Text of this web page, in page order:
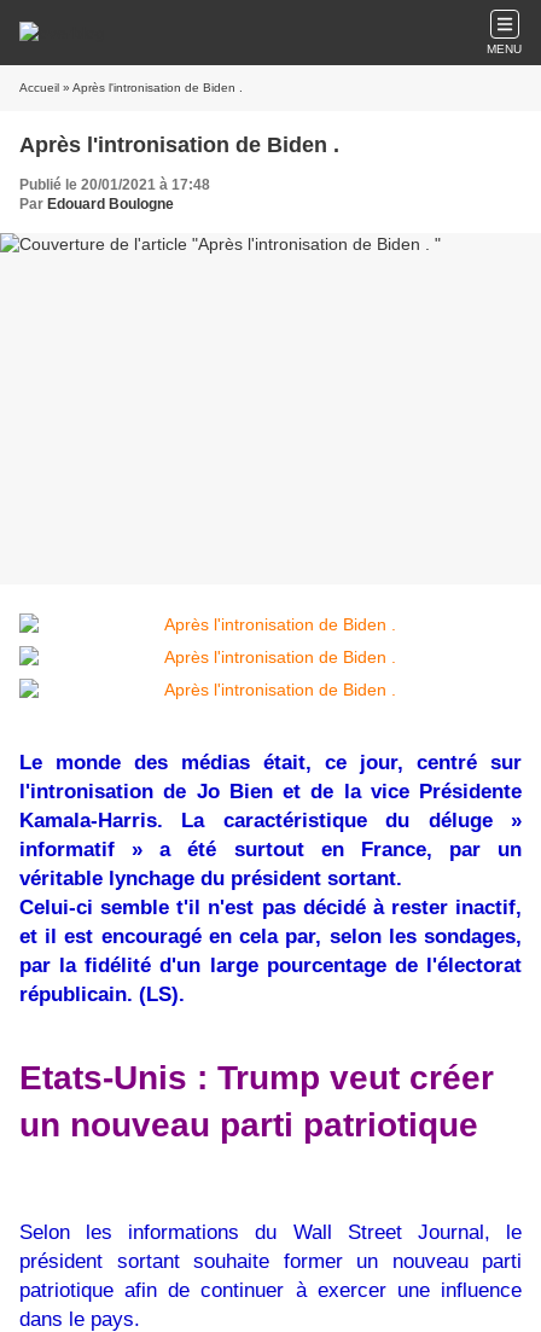
MENU
Accueil » Après l'intronisation de Biden .
Après l'intronisation de Biden .
Publié le 20/01/2021 à 17:48
Par Edouard Boulogne
Le monde des médias était, ce jour, centré sur
l'intronisation de Jo Bien et de la vice Présidente
Kamala-Harris. La caractéristique du déluge »
informatif » a été surtout en France, par un
véritable lynchage du président sortant.
Celui-ci semble t'il n'est pas décidé à rester inactif,
et il est encouragé en cela par, selon les sondages,
par la fidélité d'un large pourcentage de l'électorat
républicain. (LS).
Etats-Unis : Trump veut créer
un nouveau parti patriotique
Selon les informations du Wall Street Journal, le
président sortant souhaite former un nouveau parti
patriotique afin de continuer à exercer une influence
dans le pays.